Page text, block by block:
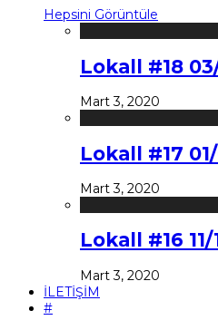
Hepsini Görüntüle
Lokall #18
Mart 3, 2020
Lokall #17
Mart 3, 2020
Lokall #16 11/
Mart 3, 2020
İLETİŞİM
#